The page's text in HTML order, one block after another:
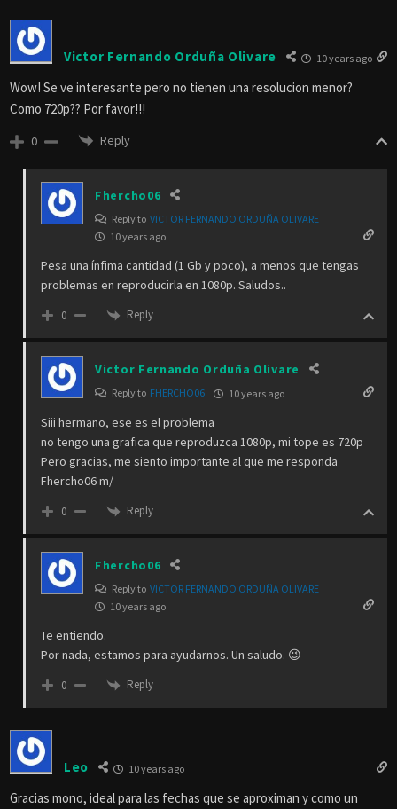
Victor Fernando Orduña Olivare 10 years ago
Wow! Se ve interesante pero no tienen una resolucion menor?
Como 720p?? Por favor!!!
0 Reply
Fhercho06
Reply to VICTOR FERNANDO ORDUÑA OLIVARE
10 years ago
Pesa una ínfima cantidad (1 Gb y poco), a menos que tengas
problemas en reproducirla en 1080p. Saludos..
0 Reply
Victor Fernando Orduña Olivare
Reply to FHERCHO06 10 years ago
Siii hermano, ese es el problema
no tengo una grafica que reproduzca 1080p, mi tope es 720p
Pero gracias, me siento importante al que me responda
Fhercho06 m/
0 Reply
Fhercho06
Reply to VICTOR FERNANDO ORDUÑA OLIVARE
10 years ago
Te entiendo.
Por nada, estamos para ayudarnos. Un saludo. 😉
0 Reply
Leo 10 years ago
Gracias mono, ideal para las fechas que se aproximan y como un